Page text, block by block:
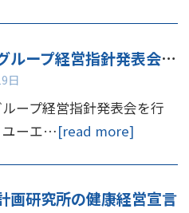
ユーエスグループ経営指針発表会を行いました
日
ープ経営指針発表会を行
ユーエ…[read more]
画研究所の健康経営宣言